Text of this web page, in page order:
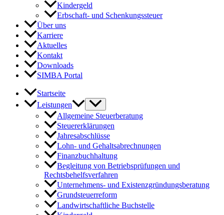
Kindergeld
Erbschaft- und Schenkungssteuer
Über uns
Karriere
Aktuelles
Kontakt
Downloads
SIMBA Portal
Startseite
Leistungen
Allgemeine Steuerberatung
Steuererklärungen
Jahresabschlüsse
Lohn- und Gehaltsabrechnungen
Finanzbuchhaltung
Begleitung von Betriebsprüfungen und
Rechtsbehelfsverfahren
Unternehmens- und Existenzgründungsberatung
Grundsteuerreform
Landwirtschaftliche Buchstelle